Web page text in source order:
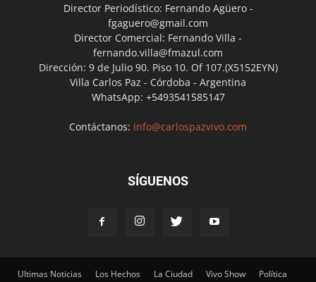
Director Periodístico: Fernando Agüero -
fgaguero@gmail.com
Director Comercial: Fernando Villa -
fernando.villa@fmazul.com
Dirección: 9 de Julio 90. Piso 10. Of 107.(X5152EYN)
Villa Carlos Paz - Córdoba - Argentina
WhatsApp: +5493541585147
Contáctanos: info@carlospazvivo.com
SÍGUENOS
Ultimas Noticias Los Hechos La Ciudad Vivo Show Política